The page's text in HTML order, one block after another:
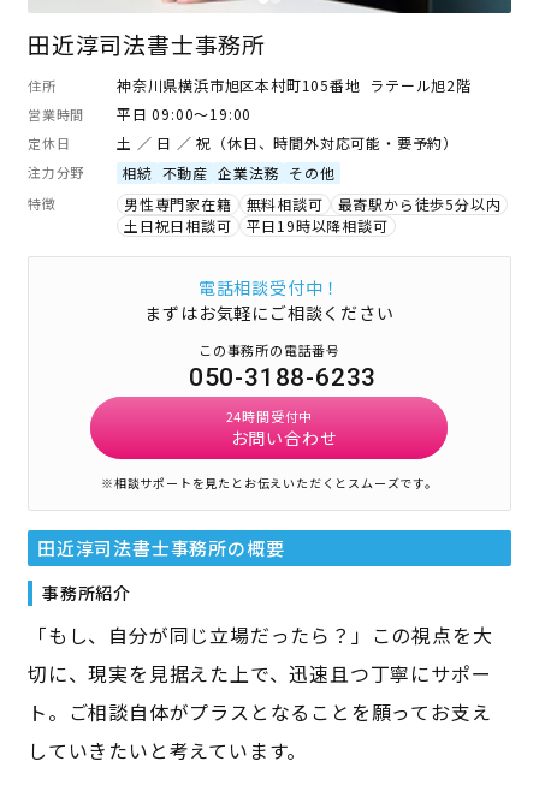
田近淳司法書士事務所
住所 神奈川県横浜市旭区本村町105番地 ラテール旭2階
営業時間 平日 09:00～19:00
定休日 土 ／ 日 ／ 祝（休日、時間外対応可能・要予約）
注力分野 相続 不動産 企業法務 その他
特徴 男性専門家在籍 無料相談可
最寄駅から徒歩5分以内
土日祝日相談可
平日19時以降相談可
電話相談受付中！
まずはお気軽にご相談ください
この事務所の電話番号
050-3188-6233
24時間受付中
お問い合わせ
※相談サポートを見たとお伝えいただくとスムーズです。
田近淳司法書士事務所の概要
事務所紹介
「もし、自分が同じ立場だったら？」この視点を大
切に、現実を見据えた上で、迅速且つ丁寧にサポー
ト。ご相談自体がプラスとなることを願ってお支え
していきたいと考えています。